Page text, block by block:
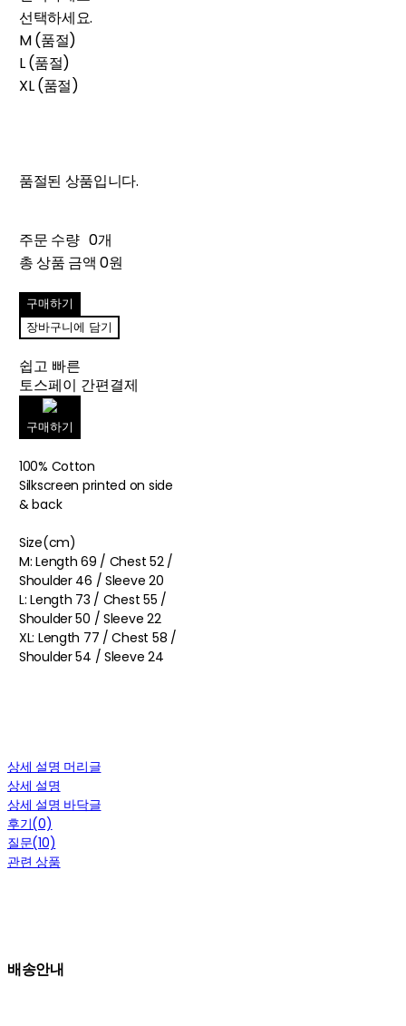
선택하세요.
M (품절)
L (품절)
XL (품절)
품절된 상품입니다.
주문 수량 0개
총 상품 금액 0원
구매하기
장바구니에 담기
쉽고 빠른
토스페이 간편결제
구매하기
100% Cotton
Silkscreen printed on side
& back
Size(cm)
M: Length 69 / Chest 52 /
Shoulder 46 / Sleeve 20
L: Length 73 / Chest 55 /
Shoulder 50 / Sleeve 22
XL: Length 77 / Chest 58 /
Shoulder 54 / Sleeve 24
상세 설명 머리글
상세 설명
상세 설명 바닥글
후기(0)
질문(10)
관련 상품
배송안내